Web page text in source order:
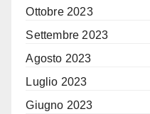
Ottobre 2023
Settembre 2023
Agosto 2023
Luglio 2023
Giugno 2023